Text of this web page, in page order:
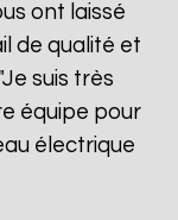
ont laissé
de qualité et
suis très
équipe pour
électrique